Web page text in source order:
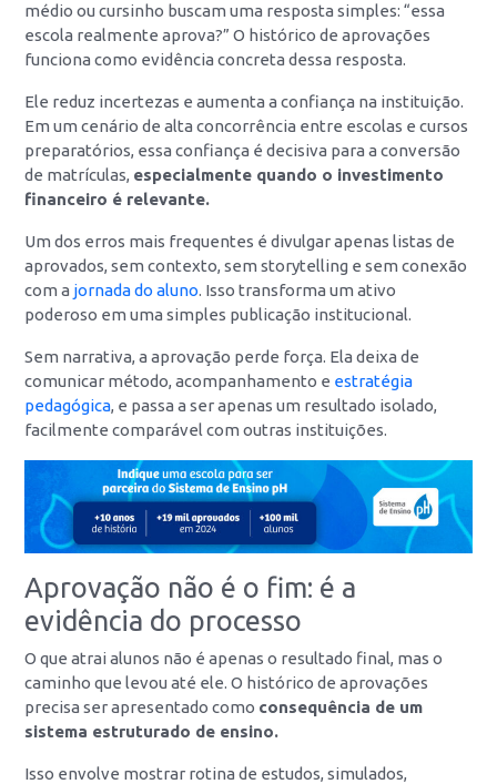
médio ou cursinho buscam uma resposta simples: “essa
escola realmente aprova?” O histórico de aprovações
funciona como evidência concreta dessa resposta.
Ele reduz incertezas e aumenta a confiança na instituição.
Em um cenário de alta concorrência entre escolas e cursos
preparatórios, essa confiança é decisiva para a conversão
de matrículas, especialmente quando o investimento
financeiro é relevante.
Um dos erros mais frequentes é divulgar apenas listas de
aprovados, sem contexto, sem storytelling e sem conexão
com a jornada do aluno. Isso transforma um ativo
poderoso em uma simples publicação institucional.
Sem narrativa, a aprovação perde força. Ela deixa de
comunicar método, acompanhamento e estratégia
pedagógica, e passa a ser apenas um resultado isolado,
facilmente comparável com outras instituições.
Aprovação não é o fim: é a
evidência do processo
O que atrai alunos não é apenas o resultado final, mas o
caminho que levou até ele. O histórico de aprovações
precisa ser apresentado como consequência de um
sistema estruturado de ensino.
Isso envolve mostrar rotina de estudos, simulados,